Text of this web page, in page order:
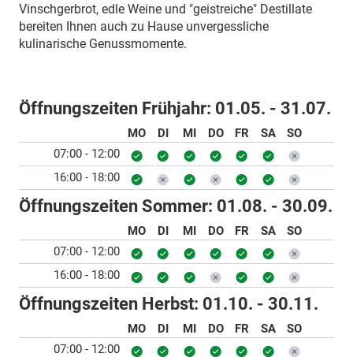
Vinschgerbrot, edle Weine und "geistreiche" Destillate
bereiten Ihnen auch zu Hause unvergessliche
kulinarische Genussmomente.
Öffnungszeiten Frühjahr: 01.05. - 31.07.
MO DI MI DO FR SA
SO
07:00 - 12:00
16:00 - 18:00
Öffnungszeiten Sommer: 01.08. - 30.09.
MO DI MI DO FR SA
SO
07:00 - 12:00
16:00 - 18:00
Öffnungszeiten Herbst: 01.10. - 30.11.
MO DI MI DO FR SA
SO
07:00 - 12:00